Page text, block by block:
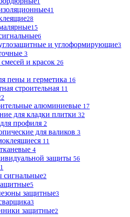
41
28
15
6
и углоформирующие3
3
и красок 26
пены и герметика 16
строительная 11
алюминиевые 17
для кладки плитки 32
профиля 2
для валиков 3
11
4
защиты 56
1
2
5
защитные3
3
защитные2